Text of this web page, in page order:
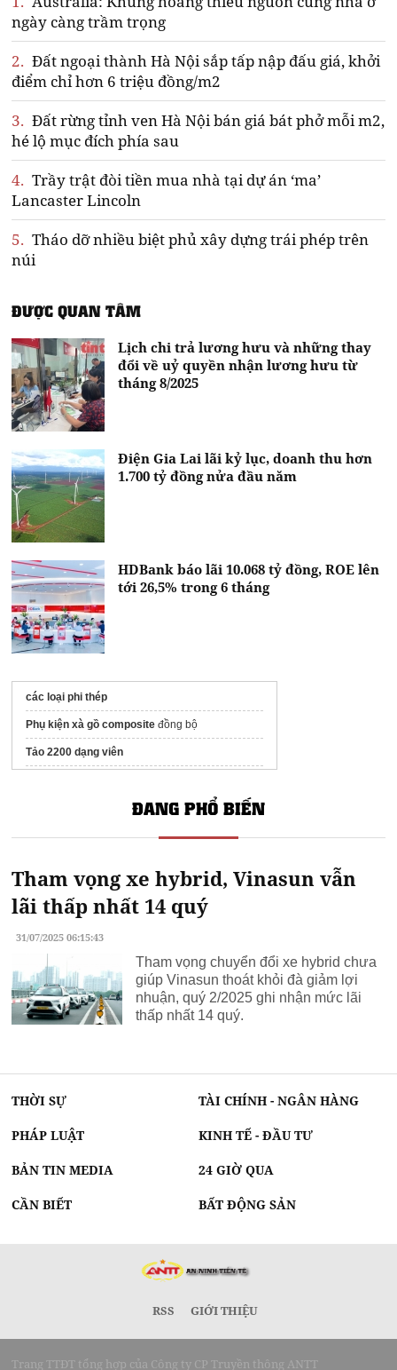
ngày càng trầm trọng
2. Đất ngoại thành Hà Nội sắp tấp nập đấu giá, khởi
điểm chỉ hơn 6 triệu đồng/m2
3. Đất rừng tỉnh ven Hà Nội bán giá bát phở mỗi m2,
hé lộ mục đích phía sau
4. Trầy trật đòi tiền mua nhà tại dự án ‘ma’
Lancaster Lincoln
5. Tháo dỡ nhiều biệt phủ xây dựng trái phép trên
núi
ĐƯỢC QUAN TÂM
Lịch chi trả lương hưu và những thay
đổi về uỷ quyền nhận lương hưu từ
tháng 8/2025
Điện Gia Lai lãi kỷ lục, doanh thu hơn
1.700 tỷ đồng nửa đầu năm
HDBank báo lãi 10.068 tỷ đồng, ROE lên
tới 26,5% trong 6 tháng
các loại phi thép
Phụ kiện xà gồ composite đồng bộ
Tảo 2200 dạng viên
Gạch vỉa hè Terrazzogiá rẻ
Nguyên nhân đau gót chân
ĐANG PHỔ BIẾN
Tham vọng xe hybrid, Vinasun vẫn
lãi thấp nhất 14 quý
31/07/2025 06:15:43
Tham vọng chuyển đổi xe hybrid chưa
giúp Vinasun thoát khỏi đà giảm lợi
nhuận, quý 2/2025 ghi nhận mức lãi
thấp nhất 14 quý.
THỜI SỰ TÀI CHÍNH - NGÂN HÀNG
PHÁP LUẬT KINH TẾ - ĐẦU TƯ
BẢN TIN MEDIA 24 GIỜ QUA
CẦN BIẾT BẤT ĐỘNG SẢN
RSS GIỚI THIỆU
Trang TTĐT tổng hợp của Công ty CP Truyền thông ANTT